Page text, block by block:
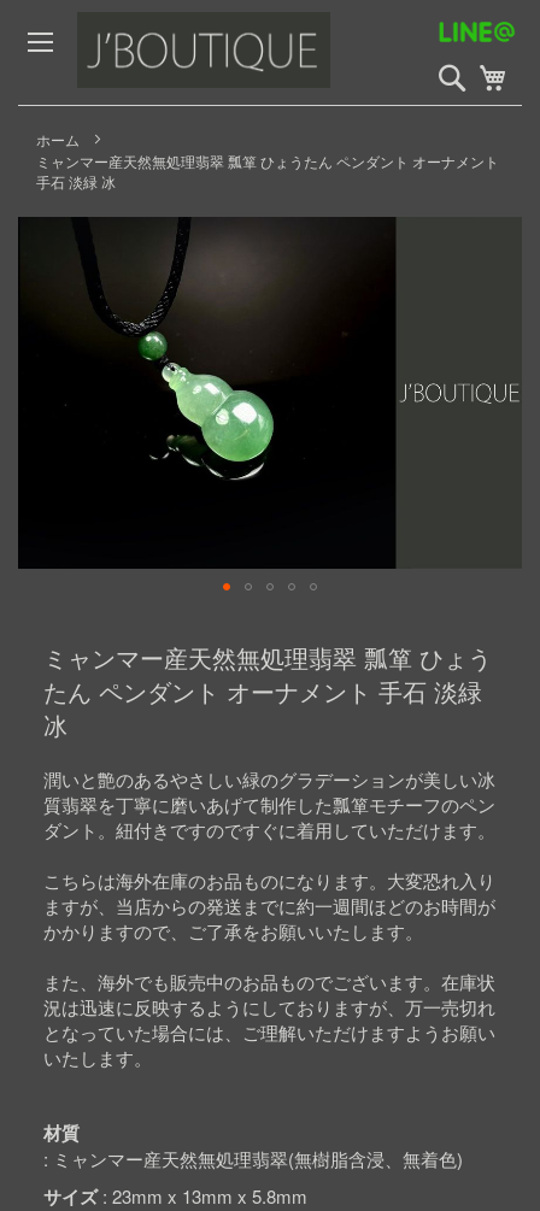
to
Content
検
索
開
ホーム
ミャンマー産天然無処理翡翠 瓢箪 ひょうたん ペンダント オーナメント
手石 淡緑 冰
Skip
beginning
images
ミャンマー産天然無処理翡翠 瓢箪 ひょう
たん ペンダント オーナメント 手石 淡緑
冰
潤いと艶のあるやさしい緑のグラデーションが美しい冰
質翡翠を丁寧に磨いあげて制作した瓢箪モチーフのペン
ダント。紐付きですのですぐに着用していただけます。
こちらは海外在庫のお品ものになります。大変恐れ入り
ますが、当店からの発送までに約一週間ほどのお時間が
かかりますので、ご了承をお願いいたします。
また、海外でも販売中のお品ものでございます。在庫状
況は迅速に反映するようにしておりますが、万一売切れ
となっていた場合には、ご理解いただけますようお願い
いたします。
材質
ミャンマー産天然無処理翡翠(無樹脂含浸、無着色)
サイズ 23mm x 13mm x 5.8mm